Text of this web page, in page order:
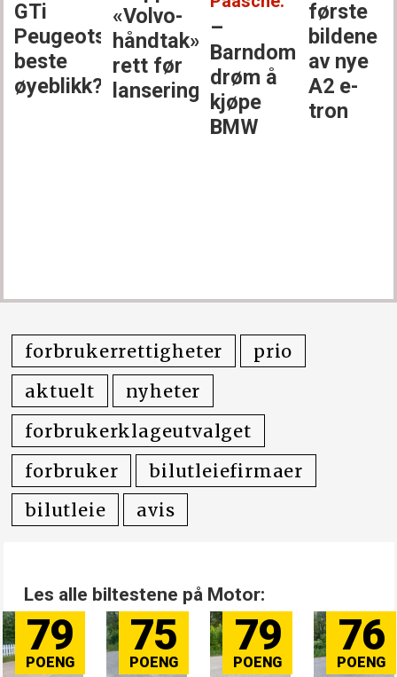
GTi
Peugeots
beste
øyeblikk?
«Volvo-
håndtak»
rett før
lansering
–
Barndoms­
drøm å
kjøpe
BMW
første
bildene
av nye
A2 e-
tron
forbrukerrettigheter
prio
aktuelt
nyheter
forbrukerklageutvalget
forbruker
bilutleiefirmaer
bilutleie
avis
Les alle biltestene på Motor:
79 75 79 76